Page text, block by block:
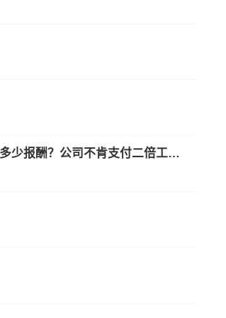
无固定期限劳动合同是什么意思？员工没签劳动合同辞职后可以获得多少报酬？​公司不肯支付二倍工资，如何仲裁？